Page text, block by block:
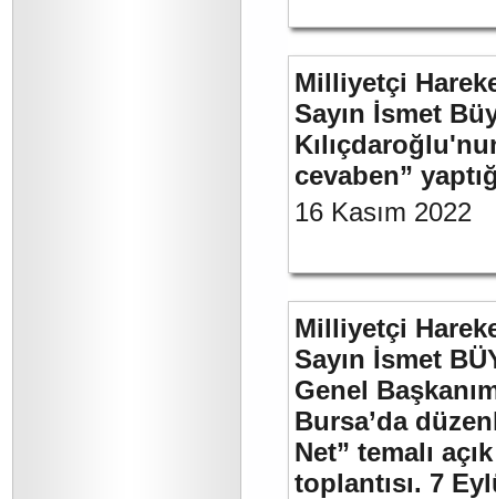
Milliyetçi
Sayın İsmet
cevaben”
16 Kasım 2022
Milliyetçi
Sayın İsmet
Genel
Bursa’da
Net” temalı
toplantısı. 7